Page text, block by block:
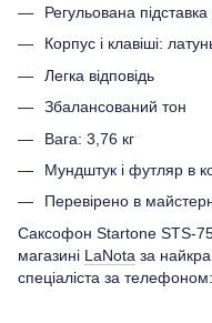
Регульована
Корпус і клавіші:
Легка відповідь
Збалансований тон
Вага: 3,76 кг
Мундштук і футляр в
Перевірено в
Саксофон Startone STS-
магазині LaNota за
спеціаліста за телефоном: